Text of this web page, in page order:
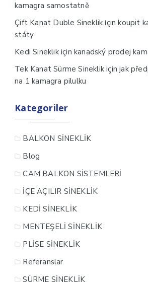
kamagra samostatně
Çift Kanat Duble Sineklik içinkoupit
státy
Kedi Sineklikiçin kanadský prodej
Tek Kanat Sürme Sineklikiçinjak
na 1 kamagra pilulku
Kategoriler
BALKON SİNEKLİK
Blog
CAM BALKON SİSTEMLERİ
İÇE AÇILIR SİNEKLİK
KEDİ SİNEKLİK
MENTEŞELİ SİNEKLİK
PLİSE SİNEKLİK
Referanslar
SÜRME SİNEKLİK